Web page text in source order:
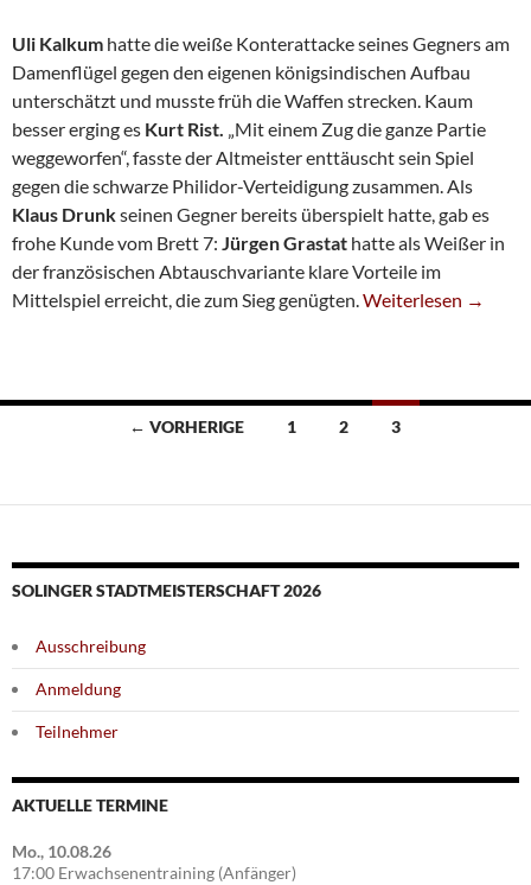
Uli Kalkum hatte die weiße Konterattacke seines Gegners am
Damenflügel gegen den eigenen königsindischen Aufbau
unterschätzt und musste früh die Waffen strecken. Kaum
besser erging es Kurt Rist. „Mit einem Zug die ganze Partie
weggeworfen“, fasste der Altmeister enttäuscht sein Spiel
gegen die schwarze Philidor-Verteidigung zusammen. Als
Klaus Drunkseinen Gegner bereits überspielt hatte, gab es
frohe Kunde vom Brett 7: Jürgen Grastat hatte als Weißer in
der französischen Abtauschvariante klare Vorteile im
Mittelspiel erreicht, die zum Sieg genügten.Siebte Erreicht
Weiterlesen →
Beitragsnavigation
← VORHERIGE 1 2 3
SOLINGER STADTMEISTERSCHAFT 2026
Ausschreibung
Anmeldung
Teilnehmer
AKTUELLE TERMINE
Mo., 10.08.26
17:00 Erwachsenentraining (Anfänger)